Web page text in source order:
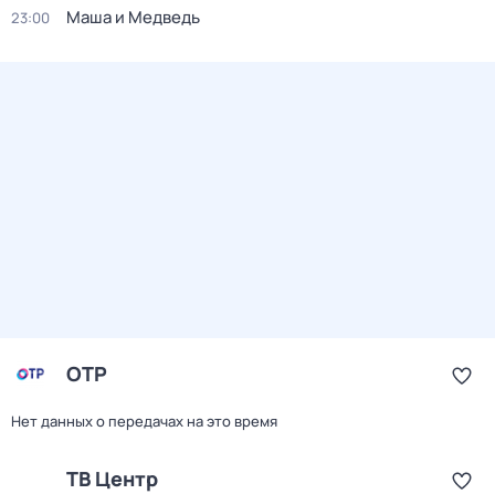
23:00 Маша и Медведь
ОТР
Нет данных о передачах на это время
ТВ Центр